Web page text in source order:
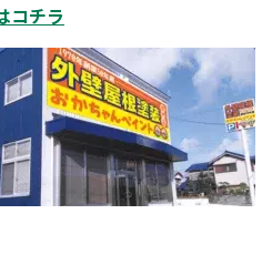
コチラ